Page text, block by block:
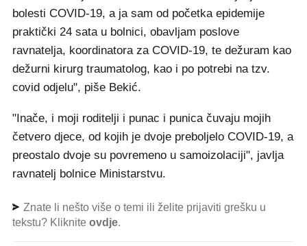
bolesti COVID-19, a ja sam od početka epidemije
praktički 24 sata u bolnici, obavljam poslove
ravnatelja, koordinatora za COVID-19, te dežuram kao
dežurni kirurg traumatolog, kao i po potrebi na tzv.
covid odjelu", piše Bekić.
"Inače, i moji roditelji i punac i punica čuvaju mojih
četvero djece, od kojih je dvoje preboljelo COVID-19, a
preostalo dvoje su povremeno u samoizolaciji", javlja
ravnatelj bolnice Ministarstvu.
Znate li nešto više o temi ili želite prijaviti grešku u
tekstu? Kliknite ovdje.